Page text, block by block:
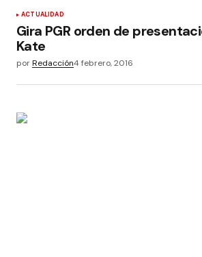
ACTUALIDAD
Gira PGR orden de
Kate
porRedacción4 febrero, 2016